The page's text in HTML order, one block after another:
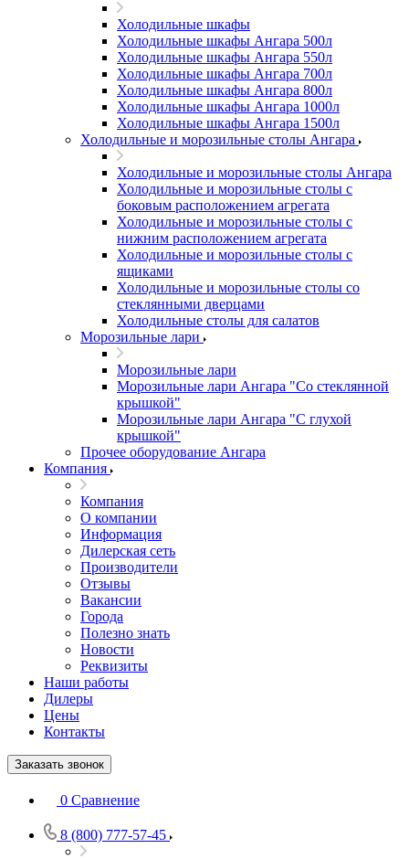
Холодильные шкафы
Холодильные шкафы Ангара 500л
Холодильные шкафы Ангара 550л
Холодильные шкафы Ангара 700л
Холодильные шкафы Ангара 800л
Холодильные шкафы Ангара 1000л
Холодильные шкафы Ангара 1500л
Холодильные и морозильные столы Ангара
Холодильные и морозильные столы Ангара
Холодильные и морозильные столы с
боковым расположением агрегата
Холодильные и морозильные столы с
нижним расположением агрегата
Холодильные и морозильные столы с
ящиками
Холодильные и морозильные столы со
стеклянными дверцами
Холодильные столы для салатов
Морозильные лари
Морозильные лари
Морозильные лари Ангара "Со стеклянной
крышкой"
Морозильные лари Ангара "С глухой
крышкой"
Прочее оборудование Ангара
Компания
Компания
О компании
Информация
Дилерская сеть
Производители
Отзывы
Вакансии
Города
Полезно знать
Новости
Реквизиты
Наши работы
Дилеры
Цены
Контакты
Заказать звонок
0 Сравнение
8 (800) 777-57-45